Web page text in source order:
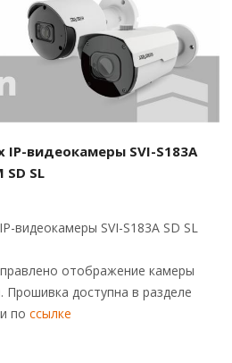
видеокамеры SVI-S183A
SD SL
видеокамеры SVI-S183A SD SL
отображение камеры
Прошивка доступна в разделе
по ссылке